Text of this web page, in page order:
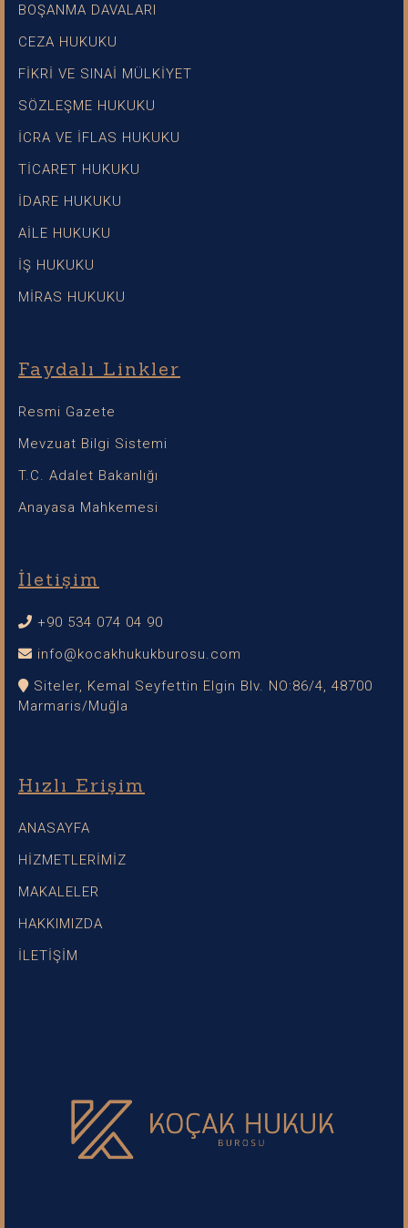
BOŞANMA DAVALARI
CEZA HUKUKU
FİKRİ VE SINAİ MÜLKİYET
SÖZLEŞME HUKUKU
İCRA VE İFLAS HUKUKU
TİCARET HUKUKU
İDARE HUKUKU
AİLE HUKUKU
İŞ HUKUKU
MİRAS HUKUKU
Faydalı Linkler
Resmi Gazete
Mevzuat Bilgi Sistemi
T.C. Adalet Bakanlığı
Anayasa Mahkemesi
İletişim
+90 534 074 04 90
info@kocakhukukburosu.com
Siteler, Kemal Seyfettin Elgin Blv. NO:86/4, 48700
Marmaris/Muğla
Hızlı Erişim
ANASAYFA
HİZMETLERİMİZ
MAKALELER
HAKKIMIZDA
İLETİŞİM